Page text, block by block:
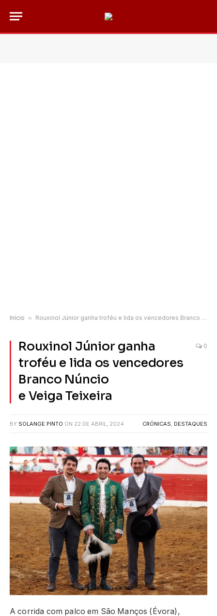
Início » Rouxinol Júnior ganha troféu e lida os vencedores Branco Núncio e Veiga Teixeira
Rouxinol Júnior ganha
troféu e lida os vencedores
Branco Núncio
e Veiga Teixeira
0
BY SOLANGE PINTO ON 22 DE ABRIL, 2024 CRÓNICAS, DESTAQUES
A corrida com palco em São Manços (Évora),